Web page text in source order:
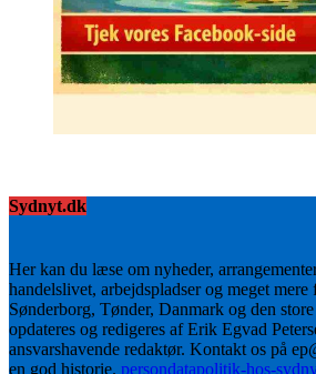
Sydnyt.dk
Her kan du læse om nyheder,
handelslivet, arbejdspladser og meget mere
Sønderborg, Tønder, Danmark og den
opdateres og redigeres af Erik Egvad
ansvarshavende redaktør. Kontakt os på
en god historie. persondatapolitik-hos-